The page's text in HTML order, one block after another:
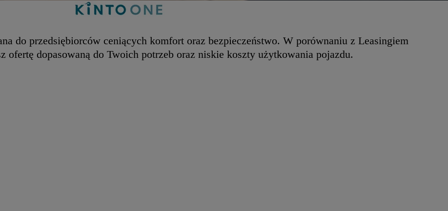
do przedsiębiorców ceniących komfort oraz bezpieczeństwo. W porównaniu z Leasingiem
ofertę dopasowaną do Twoich potrzeb oraz niskie koszty użytkowania pojazdu.